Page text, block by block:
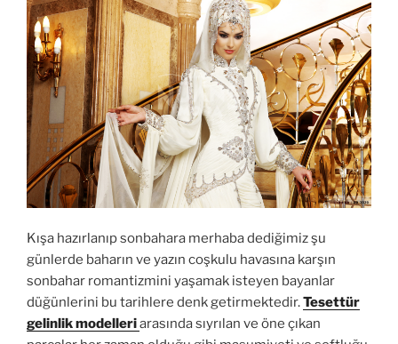
Kışa hazırlanıp sonbahara merhaba dediğimiz şu
günlerde baharın ve yazın coşkulu havasına karşın
sonbahar romantizmini yaşamak isteyen bayanlar
düğünlerini bu tarihlere denk getirmektedir.Tesettür
gelinlik modelleriarasında sıyrılan ve öne çıkan